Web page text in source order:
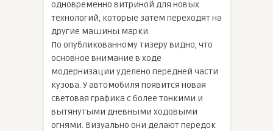
одновременно витриной для новых
технологий, которые затем переходят на
другие машины марки.
По опубликованному тизеру видно, что
основное внимание в ходе
модернизации уделено передней части
кузова. У автомобиля появится новая
световая графика с более тонкими и
вытянутыми дневными ходовыми
огнями. Визуально они делают передок